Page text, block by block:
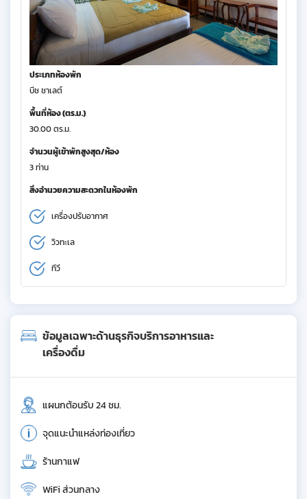
ประเภทห้องพัก
บีช ชาเลต์
พื้นที่ห้อง (ตร.ม.)
30.00 ตร.ม.
จำนวนผู้เข้าพักสูงสุด/ห้อง
3 ท่าน
สิ่งอำนวยความสะดวกในห้องพัก
เครื่องปรับอากาศ
วิวทะเล
ทีวี
ข้อมูลเฉพาะด้านธุรกิจบริการอาหารและ
เครื่องดื่ม
แผนกต้อนรับ 24 ชม.
จุดแนะนำแหล่งท่องเที่ยว
ร้านกาแฟ
WiFi ส่วนกลาง